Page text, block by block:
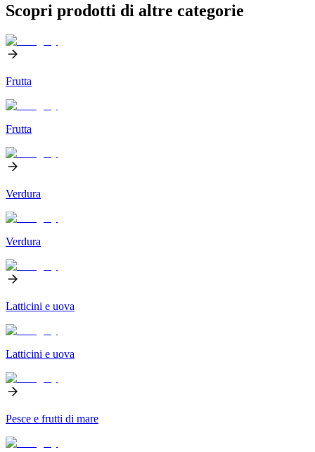
Scopri prodotti di altre categorie
Frutta
Frutta
Verdura
Verdura
Latticini e uova
Latticini e uova
Pesce e frutti di mare